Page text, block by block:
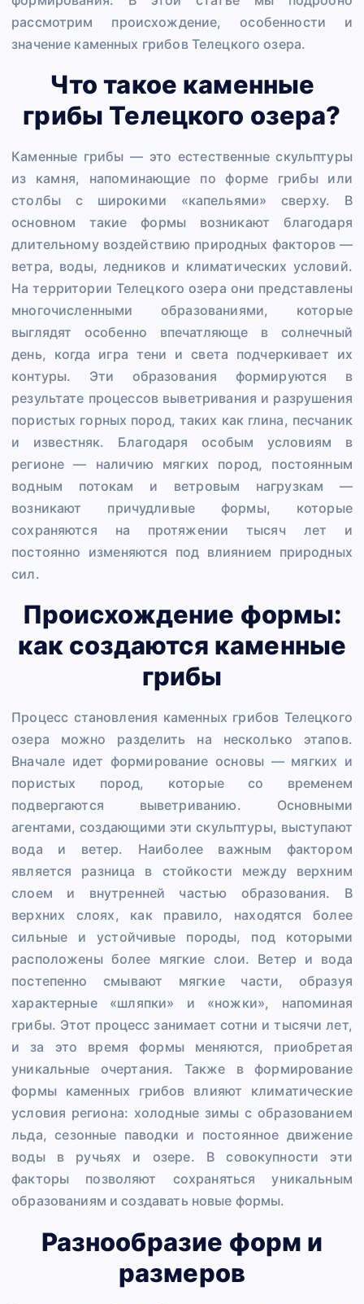
рассмотрим происхождение, особенности и
значение каменных грибов Телецкого озера.
Что такое каменные
грибы Телецкого озера?
Каменные грибы — это естественные скульптуры
из камня, напоминающие по форме грибы или
столбы с широкими «капельями» сверху. В
основном такие формы возникают благодаря
длительному воздействию природных факторов —
ветра, воды, ледников и климатических условий.
На территории Телецкого озера они представлены
многочисленными образованиями, которые
выглядят особенно впечатляюще в солнечный
день, когда игра тени и света подчеркивает их
контуры. Эти образования формируются в
результате процессов выветривания и разрушения
пористых горных пород, таких как глина, песчаник
и известняк. Благодаря особым условиям в
регионе — наличию мягких пород, постоянным
водным потокам и ветровым нагрузкам —
возникают причудливые формы, которые
сохраняются на протяжении тысяч лет и
постоянно изменяются под влиянием природных
сил.
Происхождение формы:
как создаются каменные
грибы
Процесс становления каменных грибов Телецкого
озера можно разделить на несколько этапов.
Вначале идет формирование основы — мягких и
пористых пород, которые со временем
подвергаются выветриванию. Основными
агентами, создающими эти скульптуры, выступают
вода и ветер. Наиболее важным фактором
является разница в стойкости между верхним
слоем и внутренней частью образования. В
верхних слоях, как правило, находятся более
сильные и устойчивые породы, под которыми
расположены более мягкие слои. Ветер и вода
постепенно смывают мягкие части, образуя
характерные «шляпки» и «ножки», напоминая
грибы. Этот процесс занимает сотни и тысячи лет,
и за это время формы меняются, приобретая
уникальные очертания. Также в формирование
формы каменных грибов влияют климатические
условия региона: холодные зимы с образованием
льда, сезонные паводки и постоянное движение
воды в ручьях и озере. В совокупности эти
факторы позволяют сохраняться уникальным
образованиям и создавать новые формы.
Разнообразие форм и
размеров